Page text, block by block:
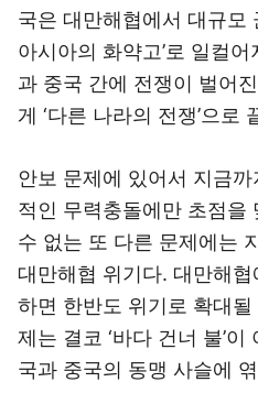
국은 대만해협에서 대규모
아시아의 화약고’로 일컬
과 중국 간에 전쟁이 벌어
게 ‘다른 나라의 전쟁’으로
안보 문제에 있어서 지금
적인 무력충돌에만 초점을
수 없는 또 다른 문제에는
대만해협 위기다. 대만해
하면 한반도 위기로 확대
제는 결코 ‘바다 건너 불’
국과 중국의 동맹 사슬에